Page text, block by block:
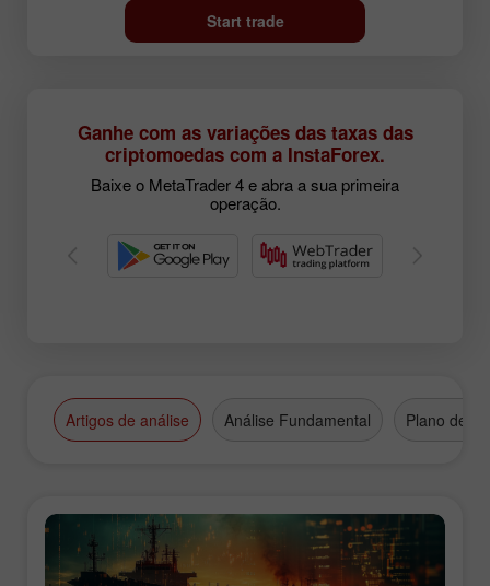
Start trade
Ganhe com as variações das taxas das
criptomoedas com a InstaForex.
Baixe o MetaTrader 4 e abra a sua primeira
operação.
Artigos de análise Análise Fundamental Plano de